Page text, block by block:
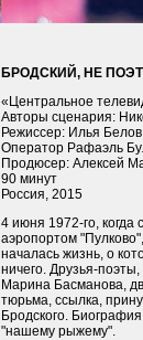
БРОДСКИЙ, НЕ ПОЭТ
«Центральное
Авторы сценария:
Режиссер: Илья Белов
Оператор Рафаэль
Продюсер: Алексей
90 минут
Россия, 2015
4 июня 1972-го,
аэропортом
началась жизнь, о
ничего. Друзья-
Марина Басманова,
тюрьма, ссылка,
Бродского.
"нашему рыжему".